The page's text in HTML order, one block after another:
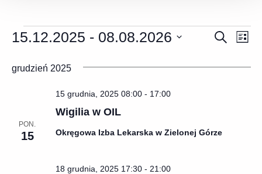
SZUKAJ
15.12.2025 - 08.08.2026
grudzień 2025
PON.
15
Wigilia w OIL
15 grudnia, 2025 08:00- 17:00
Okręgowa Izba Lekarska w Zielonej Górze
18 grudnia, 2025 17:30- 21:00